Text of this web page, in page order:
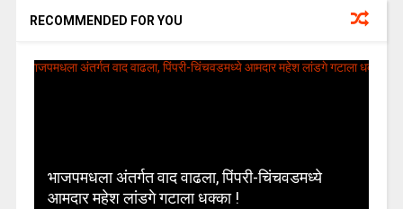
RECOMMENDED FOR YOU
भाजपमधला अंतर्गत वाद वाढला, पिंपरी-चिंचवडमध्ये
आमदार महेश लांडगे गटाला धक्का !